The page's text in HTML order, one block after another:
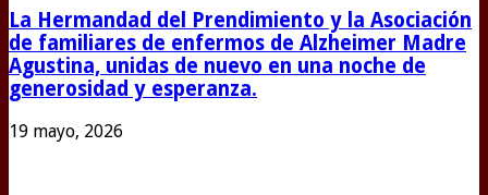
La Hermandad del Prendimiento y la Asociación
de familiares de enfermos de Alzheimer Madre
Agustina, unidas de nuevo en una noche de
generosidad y esperanza.
19 mayo, 2026